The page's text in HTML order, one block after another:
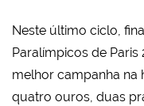
Neste último ciclo,
Paralímpicos de Paris
melhor campanha na
quatro ouros, duas